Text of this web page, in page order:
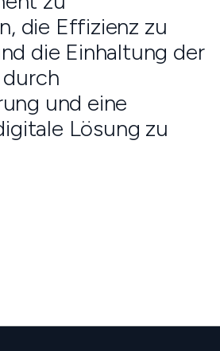
die Effizienz zu
die Einhaltung der
und eine
Lösung zu